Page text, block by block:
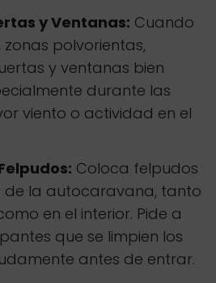
y Ventanas: Cuando
polvorientas,
y ventanas bien
durante las
viento o actividad en el
Coloca felpudos
de la autocaravana, tanto
en el interior. Pide a
que se limpien los
antes de entrar.